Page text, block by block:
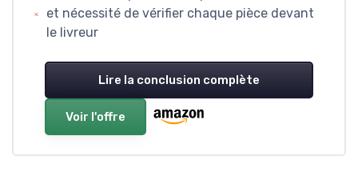
et nécessité de vérifier chaque pièce devant
le livreur
Lire la conclusion complète
Voir l'offre